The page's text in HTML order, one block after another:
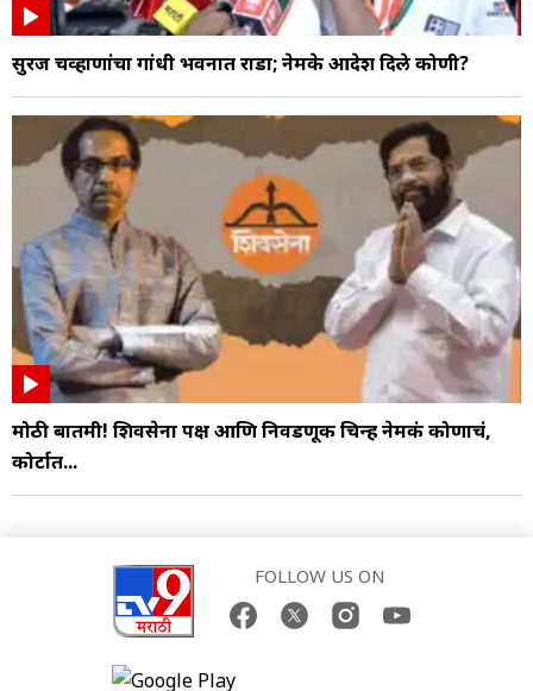
सुरज चव्हाणांचा गांधी भवनात राडा; नेमके आदेश दिले कोणी?
मोठी बातमी! शिवसेना पक्ष आणि निवडणूक चिन्ह नेमकं कोणाचं,
कोर्टात...
FOLLOW US ON